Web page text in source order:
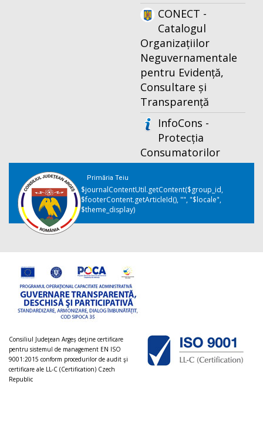
CONECT -
Catalogul
Organizațiilor
Neguvernamentale
pentru Evidență,
Consultare și
Transparență
InfoCons -
Protecția
Consumatorilor
Primăria Teiu
$journalContentUtil.getContent($group_id,
$footerContent.getArticleId(), "", "$locale",
$theme_display)
Consiliul Judeţean Argeș deţine certificare
pentru sistemul de management EN ISO
9001:2015 conform procedurilor de audit şi
certificare ale LL-C (Certification) Czech
Republic